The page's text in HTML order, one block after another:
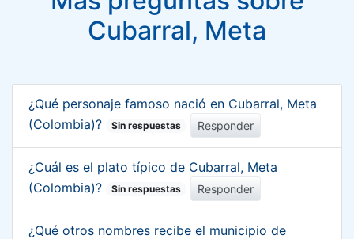
Cubarral, Meta
¿Qué personaje famoso nació en Cubarral, Meta
(Colombia)?
Sin respuestas Responder
¿Cuál es el plato típico de Cubarral, Meta
(Colombia)?
Sin respuestas Responder
¿Qué otros nombres recibe el municipio de